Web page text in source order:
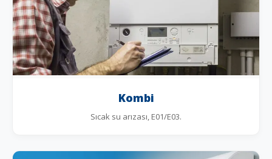
Kombi
Sıcak su arızası, E01/E03.